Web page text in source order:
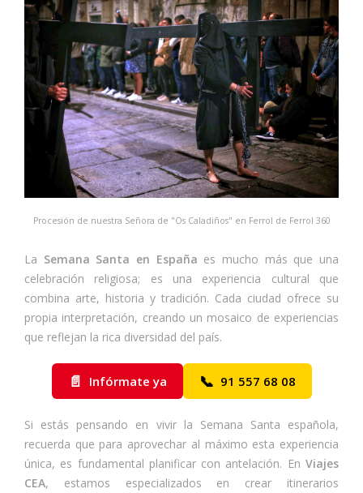
Procesión de nuestra Señora de "Os Caladiños" en Ferrol de Ferrol 360
La Semana Santa en España es mucho más que una
celebración religiosa; es una experiencia cultural que
combina arte, historia y tradición. Cada ciudad ofrece su
propia interpretación, creando un mosaico de experiencias
que reflejan la rica diversidad del país.
📄 Infórmate ya 📞 91 557 68 08
Si estás pensando en vivir la Semana Santa española,
recuerda que para aprovechar al máximo esta experiencia
única, es fundamental planificar con antelación. En Viajes
CEA, estamos especializados en crear itinerarios